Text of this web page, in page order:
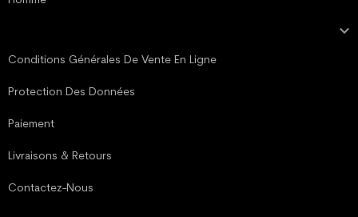

Conditions Générales De Vente En Ligne
Protection Des Données
Paiement
Livraisons & Retours
Contactez-Nous